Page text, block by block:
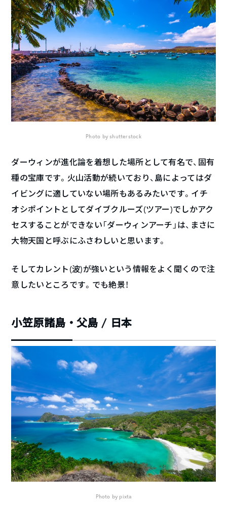
Photo by shutterstock
ダーウィンが進化論を着想した場所として有名で、固有
種の宝庫です。火山活動が続いており、島によってはダ
イビングに適していない場所もあるみたいです。イチ
オシポイントとしてダイブクルーズ(ツアー)でしかアク
セスすることができない「ダーウィンアーチ」は、まさに
大物天国と呼ぶにふさわしいと思います。
そしてカレント(波)が強いという情報をよく聞くので注
意したいところです。でも絶景！
小笠原諸島・父島 / 日本
Photo by pixta